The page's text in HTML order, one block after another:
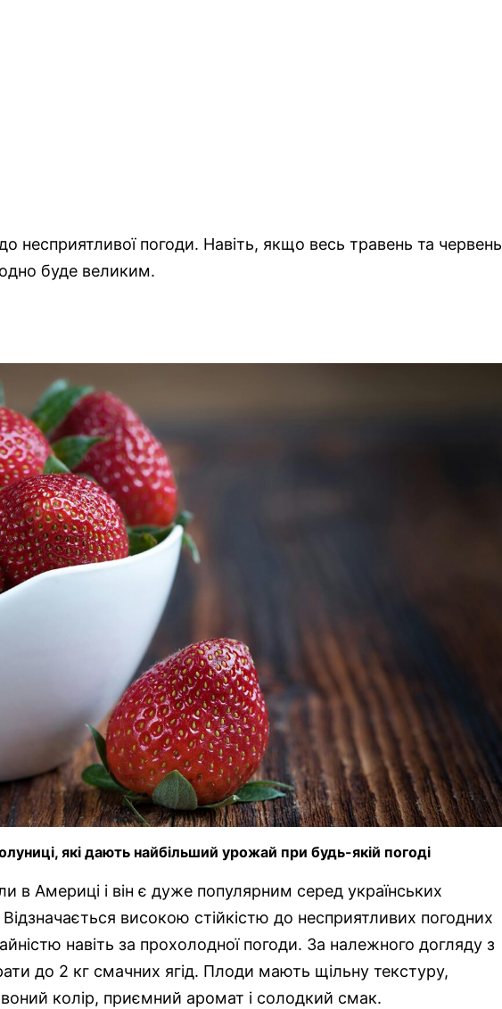
несприятливої погоди. Навіть, якщо весь травень та червень
буде великим.
які дають найбільший урожай при будь-якій погоді
в Америці і він є дуже популярним серед українських
високою стійкістю до несприятливих погодних
навіть за прохолодної погоди. За належного догляду з
до 2 кг смачних ягід. Плоди мають щільну текстуру,
колір, приємний аромат і солодкий смак.